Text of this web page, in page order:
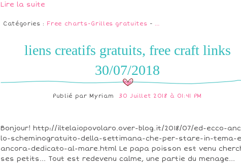
Lire la suite
Catégories : Free charts-Grilles gratuites - …
liens creatifs gratuits, free craft links
30/07/2018
Publié par Myriam 30 Juillet 2018 à 01:41 PM
Bonjour! http://iltelaiopovolaro.over-blog.it/2018/07/ed-ecco-
lo-scheminogratuito-della-settimana-che-per-stare-in-tema-
ancora-dedicato-al-mare.html Le papa poisson est venu
ses petits... Tout est redevenu calme, une partie du menage...